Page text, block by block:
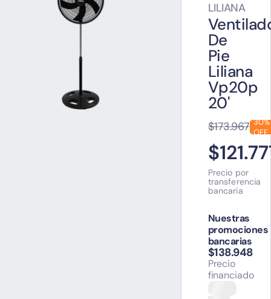
LILIANA
De
Pie
Liliana
Vp20p
20'
$173.967 30%
OFF
Precio por
transferencia
bancaria
Nuestras
promociones
bancarias
$138.948
Precio
financiado